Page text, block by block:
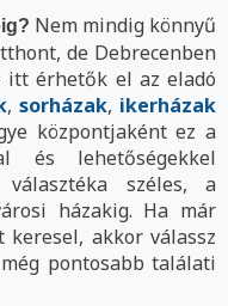
Nem mindig könnyű
de Debrecenben
itt érhetők el az eladó
, sorházak, ikerházak
központjaként ez a
és lehetőségekkel
széles, a
házakig. Ha már
akkor válassz
pontosabb találati